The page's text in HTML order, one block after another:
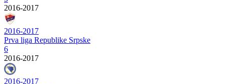
2016-2017
2016-2017
Prva liga Republike Srpske
6
2016-2017
2016-2017